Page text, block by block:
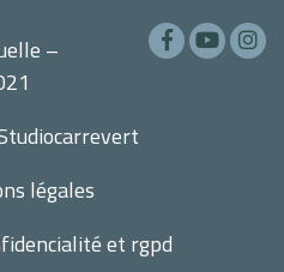
–
légales
et rgpd